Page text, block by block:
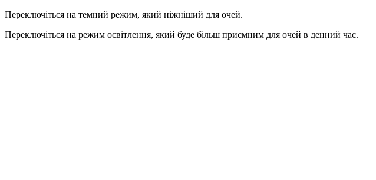
Переключіться на темний режим, який ніжніший для очей.
Переключіться на режим освітлення, який буде більш приємним для очей в денний час.